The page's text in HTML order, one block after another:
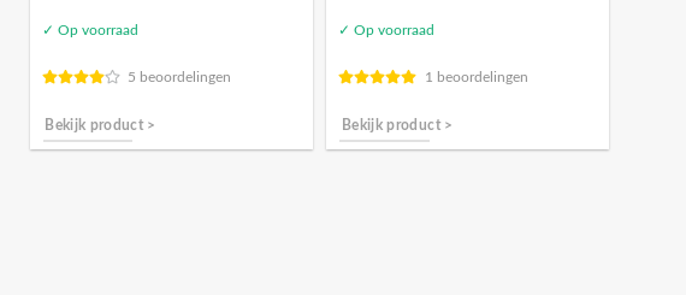
✓ Op voorraad
5 beoordelingen
Bekijk product >
✓ Op voorraad
1 beoordelingen
Bekijk product >